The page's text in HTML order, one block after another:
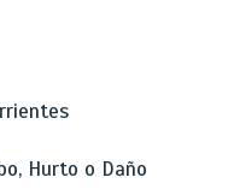
Hurto o Daño